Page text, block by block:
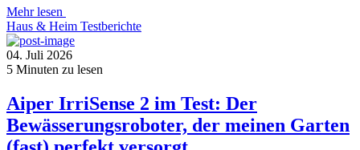
Mehr lesen
Haus & Heim Testberichte
04. Juli 2026
5 Minuten zu lesen
Aiper IrriSense 2 im Test: Der
Bewässerungsroboter, der meinen Garten